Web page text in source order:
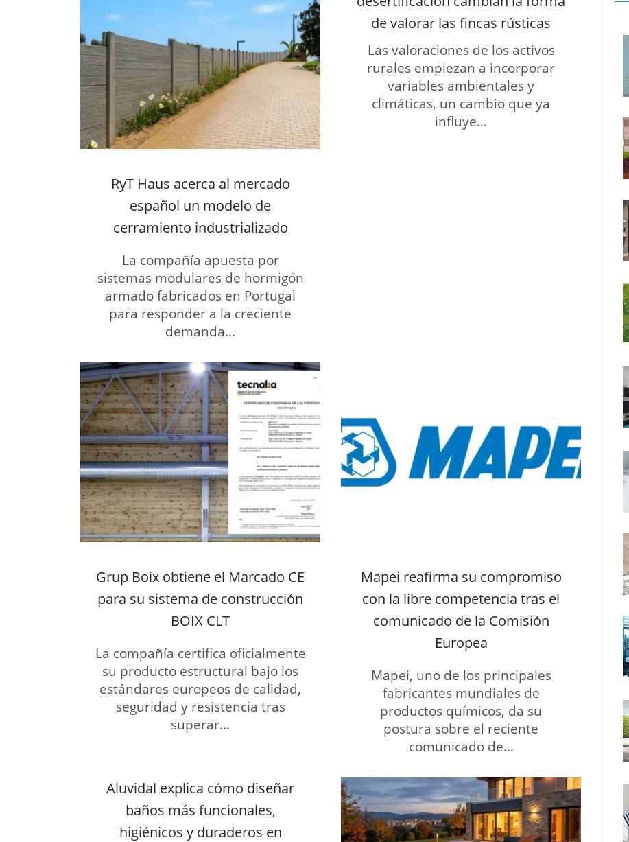
RyT Haus acerca al mercado
español un modelo de
cerramiento industrializado
La compañía apuesta por
sistemas modulares de hormigón
armado fabricados en Portugal
para responder a la creciente
demanda…
de valorar las fincas rústicas
Las valoraciones de los activos
rurales empiezan a incorporar
variables ambientales y
climáticas, un cambio que ya
influye…
Grup Boix obtiene el Marcado CE
para su sistema de construcción
BOIX CLT
La compañía certifica oficialmente
su producto estructural bajo los
estándares europeos de calidad,
seguridad y resistencia tras
superar…
Mapei reafirma su compromiso
con la libre competencia tras el
comunicado de la Comisión
Europea
Mapei, uno de los principales
fabricantes mundiales de
productos químicos, da su
postura sobre el reciente
comunicado de…
Aluvidal explica cómo diseñar
baños más funcionales,
higiénicos y duraderos en